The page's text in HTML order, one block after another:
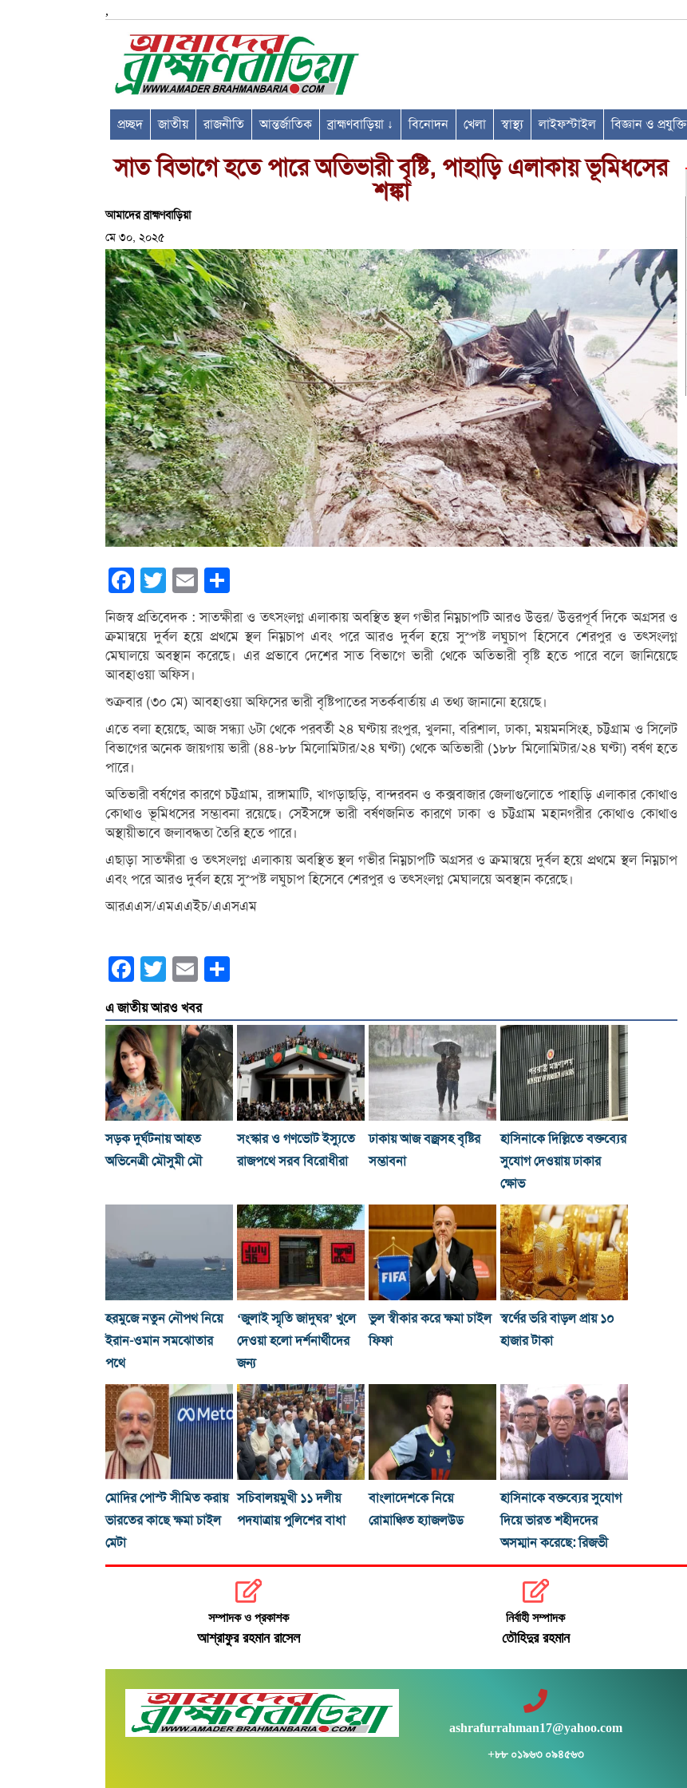
,
প্রচ্ছদ জাতীয় রাজনীতি আন্তর্জাতিক ব্রাহ্মণবাড়িয়া ↓ বিনোদন খেলা স্বাস্থ্য লাইফস্টাইল বিজ্ঞান ও প্রযুক্তি
সাত বিভাগে হতে পারে অতিভারী বৃষ্টি, পাহাড়ি এলাকায় ভূমিধসের
শঙ্কা
আমাদের ব্রাহ্মণবাড়িয়া
মে ৩০, ২০২৫
Facebook
Twitter Email
নিজস্ব প্রতিবেদক : সাতক্ষীরা ও তৎসংলগ্ন এলাকায় অবস্থিত স্থল গভীর নিম্নচাপটি আরও উত্তর/ উত্তরপূর্ব দিকে অগ্রসর ও
ক্রমান্বয়ে দুর্বল হয়ে প্রথমে স্থল নিম্নচাপ এবং পরে আরও দুর্বল হয়ে সুস্পষ্ট লঘুচাপ হিসেবে শেরপুর ও তৎসংলগ্ন
মেঘালয়ে অবস্থান করেছে। এর প্রভাবে দেশের সাত বিভাগে ভারী থেকে অতিভারী বৃষ্টি হতে পারে বলে জানিয়েছে
আবহাওয়া অফিস।
শুক্রবার (৩০ মে) আবহাওয়া অফিসের ভারী বৃষ্টিপাতের সতর্কবার্তায় এ তথ্য জানানো হয়েছে।
এতে বলা হয়েছে, আজ সন্ধ্যা ৬টা থেকে পরবর্তী ২৪ ঘণ্টায় রংপুর, খুলনা, বরিশাল, ঢাকা, ময়মনসিংহ, চট্টগ্রাম ও সিলেট
বিভাগের অনেক জায়গায় ভারী (৪৪-৮৮ মিলোমিটার/২৪ ঘণ্টা) থেকে অতিভারী (১৮৮ মিলোমিটার/২৪ ঘণ্টা) বর্ষণ হতে
পারে।
অতিভারী বর্ষণের কারণে চট্টগ্রাম, রাঙ্গামাটি, খাগড়াছড়ি, বান্দরবন ও কক্সবাজার জেলাগুলোতে পাহাড়ি এলাকার কোথাও
কোথাও ভূমিধসের সম্ভাবনা রয়েছে। সেইসঙ্গে ভারী বর্ষণজনিত কারণে ঢাকা ও চট্টগ্রাম মহানগরীর কোথাও কোথাও
অস্থায়ীভাবে জলাবদ্ধতা তৈরি হতে পারে।
এছাড়া সাতক্ষীরা ও তৎসংলগ্ন এলাকায় অবস্থিত স্থল গভীর নিম্নচাপটি অগ্রসর ও ক্রমান্বয়ে দুর্বল হয়ে প্রথমে স্থল নিম্নচাপ
এবং পরে আরও দুর্বল হয়ে সুস্পষ্ট লঘুচাপ হিসেবে শেরপুর ও তৎসংলগ্ন মেঘালয়ে অবস্থান করেছে।
আরএএস/এমএএইচ/এএসএম
Facebook
Twitter Email
এ জাতীয় আরও খবর
সড়ক দুর্ঘটনায় আহত
অভিনেত্রী মৌসুমী মৌ
সংস্কার ও গণভোট ইস্যুতে
রাজপথে সরব বিরোধীরা
ঢাকায় আজ বজ্রসহ বৃষ্টির
সম্ভাবনা
হাসিনাকে দিল্লিতে বক্তব্যের
সুযোগ দেওয়ায় ঢাকার
ক্ষোভ
হরমুজে নতুন নৌপথ নিয়ে
ইরান-ওমান সমঝোতার
পথে
‘জুলাই স্মৃতি জাদুঘর’ খুলে
দেওয়া হলো দর্শনার্থীদের
জন্য
ভুল স্বীকার করে ক্ষমা চাইল
ফিফা
স্বর্ণের ভরি বাড়ল প্রায় ১০
হাজার টাকা
মোদির পোস্ট সীমিত করায়
ভারতের কাছে ক্ষমা চাইল
মেটা
সচিবালয়মুখী ১১ দলীয়
পদযাত্রায় পুলিশের বাধা
বাংলাদেশকে নিয়ে
রোমাঞ্চিত হ্যাজলউড
হাসিনাকে বক্তব্যের সুযোগ
দিয়ে ভারত শহীদদের
অসম্মান করেছে: রিজভী
সম্পাদক ও প্রকাশক
আশ্রাফুর রহমান রাসেল
নির্বাহী সম্পাদক
তৌহিদুর রহমান
ashrafurrahman17@yahoo.com
+৮৮ ০১৯৬৩ ০৯৪৫৬৩